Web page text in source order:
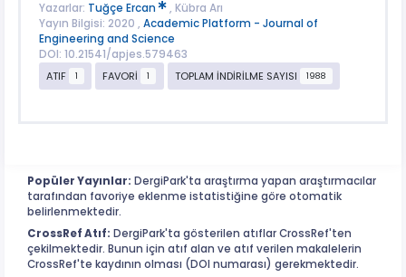
Yazarlar: Tuğçe Ercan
, Kübra Arı
Yayın Bilgisi: 2020 , Academic Platform - Journal of
Engineering and Science
DOI: 10.21541/apjes.579463
ATIF
1 FAVORİ 1 TOPLAM İNDİRİLME SAYISI 1988
Popüler Yayınlar: DergiPark'ta araştırma yapan araştırmacılar
tarafından favoriye eklenme istatistiğine göre otomatik
belirlenmektedir.
CrossRef Atıf: DergiPark'ta gösterilen atıflar CrossRef'ten
çekilmektedir. Bunun için atıf alan ve atıf verilen makalelerin
CrossRef'te kaydının olması (DOI numarası) gerekmektedir.